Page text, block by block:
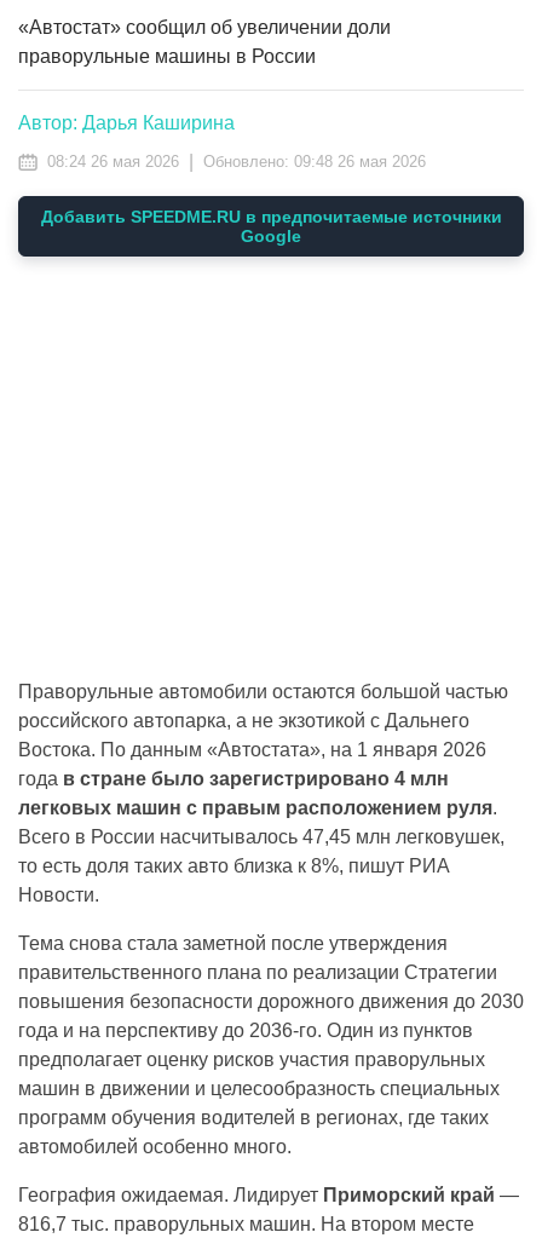
«Автостат» сообщил об увеличении доли
праворульные машины в России
Автор: Дарья Каширина
08:24 26 мая 2026 Обновлено: 09:48 26 мая 2026
Добавить SPEEDME.RU в предпочитаемые источники
Google
Праворульные автомобили остаются большой частью
российского автопарка, а не экзотикой с Дальнего
Востока. По данным «Автостата», на 1 января 2026
года в стране было зарегистрировано 4 млн
легковых машин с правым расположением руля.
Всего в России насчитывалось 47,45 млн легковушек,
то есть доля таких авто близка к 8%, пишут РИА
Новости.
Тема снова стала заметной после утверждения
правительственного плана по реализации Стратегии
повышения безопасности дорожного движения до 2030
года и на перспективу до 2036-го. Один из пунктов
предполагает оценку рисков участия праворульных
машин в движении и целесообразность специальных
программ обучения водителей в регионах, где таких
автомобилей особенно много.
География ожидаемая. Лидирует Приморский край —
816,7 тыс. праворульных машин. На втором месте